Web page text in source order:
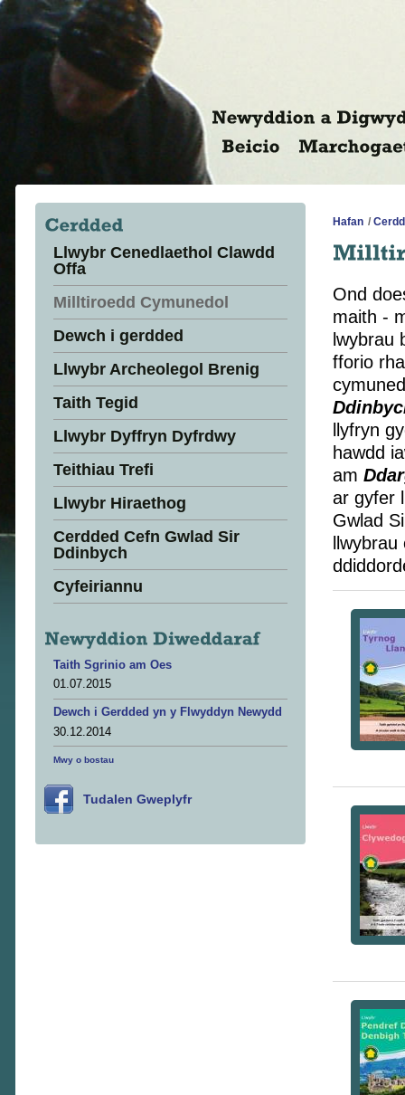
Llwybr Cenedlaethol Clawdd
Offa
Milltiroedd Cymunedol
Dewch i gerdded
Llwybr Archeolegol Brenig
Taith Tegid
Llwybr Dyffryn Dyfrdwy
Teithiau Trefi
Llwybr Hiraethog
Cerdded Cefn Gwlad Sir
Ddinbych
Cyfeiriannu
Taith Sgrinio am Oes
01.07.2015
Dewch i Gerdded yn y Flwyddyn Newydd
30.12.2014
Mwy o bostau
Tudalen Gweplyfr
Hafan /
Ond
maith -
lwybrau
fforio
llyfryn
hawdd
am
ar gyfer
Gwlad